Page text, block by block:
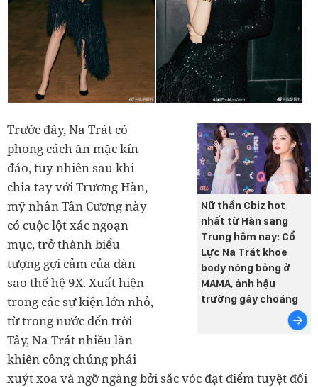
Nữ thần Cbiz hot
nhất từ Hàn sang
Trung hôm nay: Cổ
Lực Na Trát khoe
body nóng bỏng ở
MAMA, ảnh hậu
trường gây choáng
Trước đây, Na Trát có
phong cách ăn mặc kín
đáo, tuy nhiên sau khi
chia tay với Trương Hàn,
mỹ nhân Tân Cương này
có cuộc lột xác ngoạn
mục, trở thành biểu
tượng gợi cảm của dàn
sao thế hệ 9X. Xuất hiện
trong các sự kiện lớn nhỏ,
từ trong nước đến trời
Tây, Na Trát nhiều lần
khiến công chúng phải
xuýt xoa và ngỡ ngàng bởi sắc vóc đạt điểm tuyệt đối